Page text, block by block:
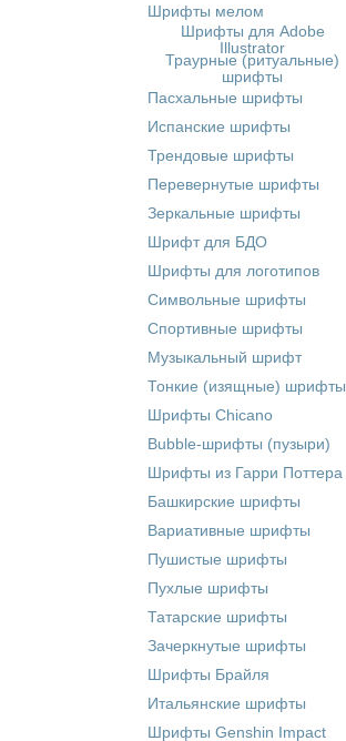
Шрифты мелом
Шрифты для Adobe
Illustrator
Траурные (ритуальные)
шрифты
Пасхальные шрифты
Испанские шрифты
Трендовые шрифты
Перевернутые шрифты
Зеркальные шрифты
Шрифт для БДО
Шрифты для логотипов
Символьные шрифты
Спортивные шрифты
Музыкальный шрифт
Тонкие (изящные) шрифты
Шрифты Chicano
Bubble-шрифты (пузыри)
Шрифты из Гарри Поттера
Башкирские шрифты
Вариативные шрифты
Пушистые шрифты
Пухлые шрифты
Татарские шрифты
Зачеркнутые шрифты
Шрифты Брайля
Итальянские шрифты
Шрифты Genshin Impact